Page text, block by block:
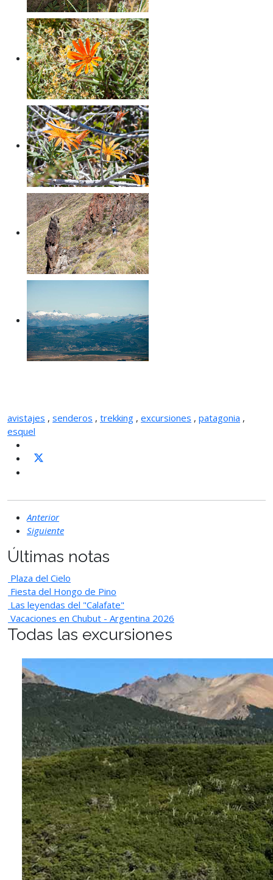
avistajes , senderos , trekking , excursiones , patagonia ,
esquel
Anterior
Siguiente
Últimas notas
Plaza del Cielo
Fiesta del Hongo de Pino
Las leyendas del "Calafate"
Vacaciones en Chubut - Argentina 2026
Todas las excursiones